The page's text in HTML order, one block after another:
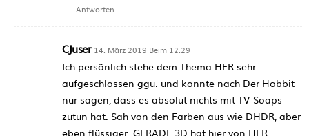
Antworten
CJuser 14. März 2019 Beim 12:29
Ich persönlich stehe dem Thema HFR sehr
aufgeschlossen ggü. und konnte nach Der Hobbit
nur sagen, dass es absolut nichts mit TV-Soaps
zutun hat. Sah von den Farben aus wie DHDR, aber
eben flüssiger. GERADE 3D hat hier von HFR